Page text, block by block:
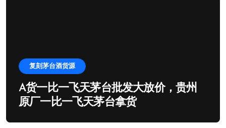
复刻茅台酒货源
A货一比一飞天茅台批发大放价，贵州
原厂一比一飞天茅台拿货